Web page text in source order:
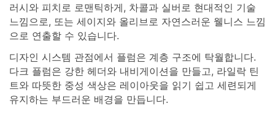
러시와 피치로 로맨틱하게, 차콜과 실버로 현대적인 기술
느낌으로, 또는 세이지와 올리브로 자연스러운 웰니스 느낌
으로 연출할 수 있습니다.
디자인 시스템 관점에서 플럼은 계층 구조에 탁월합니다.
다크 플럼은 강한 헤더와 내비게이션을 만들고, 라일락 틴
트와 따뜻한 중성 색상은 레이아웃을 읽기 쉽고 세련되게
유지하는 부드러운 배경을 만듭니다.